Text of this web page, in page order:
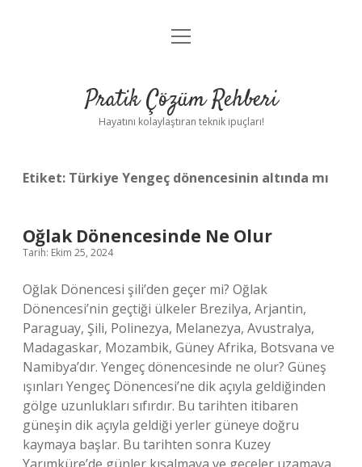
Anasayfa
Yasal Uyarı
menüyü
Pratik Çözüm Rehberi
Hayatını kolaylaştıran teknik ipuçları!
Etiket: Türkiye Yengeç dönencesinin altında mı
Oğlak Dönencesinde Ne Olur
Tarih: Ekim 25, 2024
Oğlak Dönencesi şili’den geçer mi? Oğlak
Dönencesi’nin geçtiği ülkeler Brezilya, Arjantin,
Paraguay, Şili, Polinezya, Melanezya, Avustralya,
Madagaskar, Mozambik, Güney Afrika, Botsvana ve
Namibya’dır. Yengeç dönencesinde ne olur? Güneş
ışınları Yengeç Dönencesi’ne dik açıyla geldiğinden
gölge uzunlukları sıfırdır. Bu tarihten itibaren
güneşin dik açıyla geldiği yerler güneye doğru
kaymaya başlar. Bu tarihten sonra Kuzey